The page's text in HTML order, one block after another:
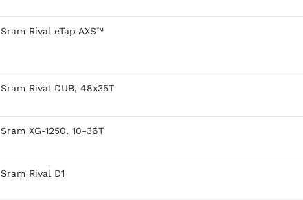
Sram Rival eTap AXS™
Sram Rival DUB, 48x35T
Sram XG-1250, 10-36T
Sram Rival D1